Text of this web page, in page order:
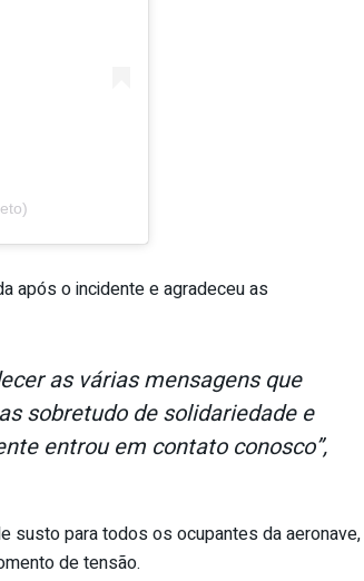
após o incidente e agradeceu as
as várias mensagens que
sobretudo de solidariedade e
entrou em contato conosco”,
susto para todos os ocupantes da aeronave,
de tensão.